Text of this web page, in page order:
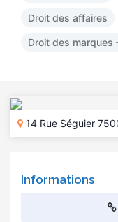
Droit des affaires
Droit des marques
14 Rue Séguier
Informations